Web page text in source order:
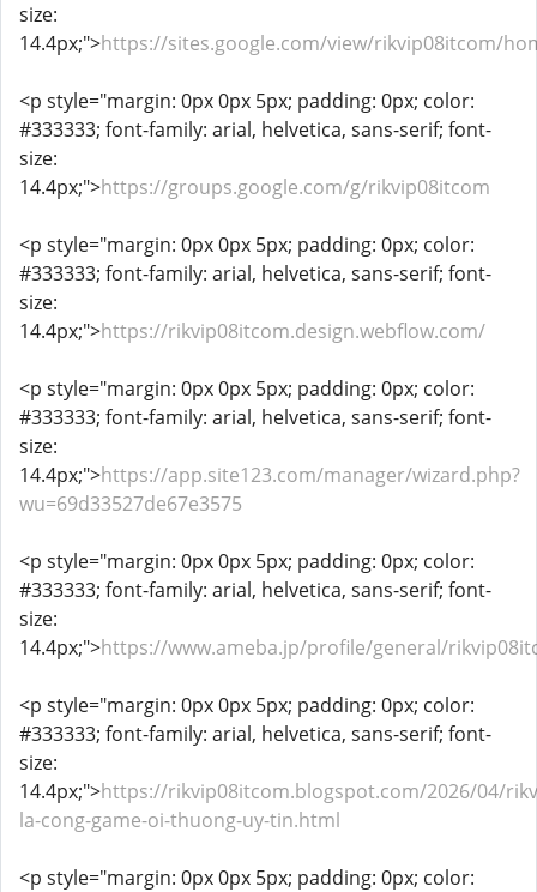
size:
14.4px;">https://sites.google.com/view/rikvip08itcom/
<p style="margin: 0px 0px 5px; padding: 0px; color:
#333333; font-family: arial, helvetica, sans-serif; font-
size:
14.4px;">https://groups.google.com/g/rikvip08itcom
<p style="margin: 0px 0px 5px; padding: 0px; color:
#333333; font-family: arial, helvetica, sans-serif; font-
size:
14.4px;">https://rikvip08itcom.design.webflow.com/
<p style="margin: 0px 0px 5px; padding: 0px; color:
#333333; font-family: arial, helvetica, sans-serif; font-
size:
14.4px;">https://app.site123.com/manager/wizard.php?
wu=69d33527de67e3575
<p style="margin: 0px 0px 5px; padding: 0px; color:
#333333; font-family: arial, helvetica, sans-serif; font-
size:
14.4px;">https://www.ameba.jp/profile/general/
<p style="margin: 0px 0px 5px; padding: 0px; color:
#333333; font-family: arial, helvetica, sans-serif; font-
size:
14.4px;">https://rikvip08itcom.blogspot.com/2026/04/
la-cong-game-oi-thuong-uy-tin.html
<p style="margin: 0px 0px 5px; padding: 0px; color: